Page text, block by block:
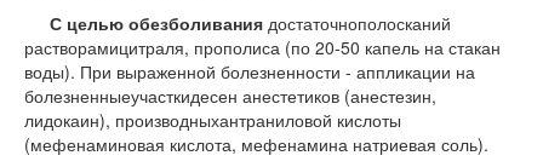
С целью обезболивания достаточнополосканий
растворамицитраля, прополиса (по 20-50 капель на стакан
воды). При выраженной болезненности - аппликации на
болезненныеучасткидесен анестетиков (анестезин,
лидокаин), производныхантраниловой кислоты
(мефенаминовая кислота, мефенамина натриевая соль).